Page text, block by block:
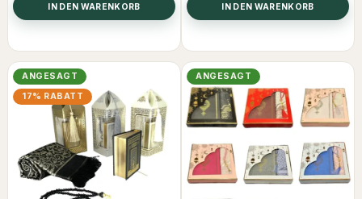
IN DEN WARENKORB IN DEN WARENKORB
ANGESAGT
17% RABATT
ANGESAGT